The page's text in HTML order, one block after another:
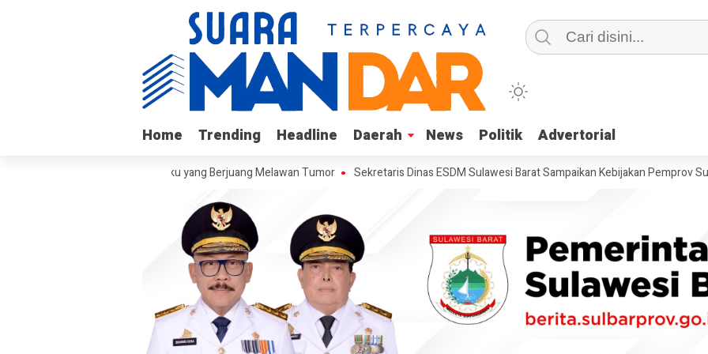
Home Trending Headline Daerah News Politik Advertorial
Home Trending Headline Daerah News Politik Advertorial
Arif, Remaja Kalukku yang Berjuang Melawan Tumor Sekretaris Dinas ESDM Sulawesi Barat Sampaikan Kebijakan Pemprov Sulbar